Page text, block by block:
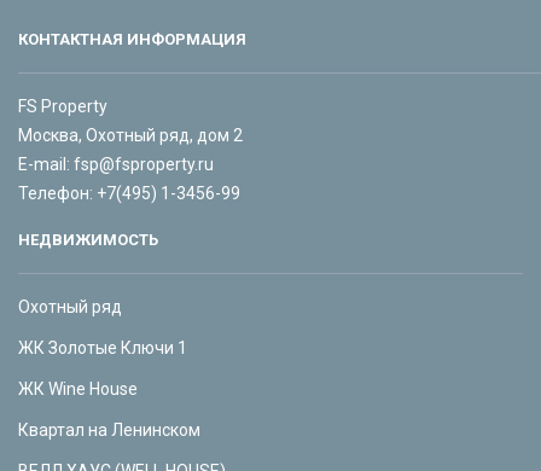
КОНТАКТНАЯ ИНФОРМАЦИЯ
FS Property
Москва, Охотный ряд, дом 2
E-mail: fsp@fsproperty.ru
Телефон: +7(495) 1-3456-99
НЕДВИЖИМОСТЬ
Охотный ряд
ЖК Золотые Ключи 1
ЖК Wine House
Квартал на Ленинском